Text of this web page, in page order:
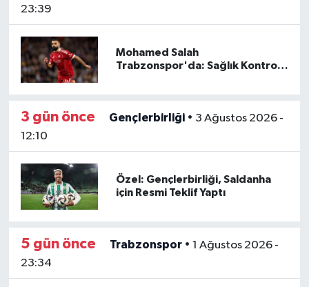
23:39
Mohamed Salah
Trabzonspor'da: Sağlık Kontrolü
3 gün önce Gençlerbirliği• 3 Ağustos 2026 -
12:10
Özel: Gençlerbirliği, Saldanha
için Resmi Teklif Yaptı
5 gün önce Trabzonspor• 1 Ağustos 2026 -
23:34
Portekiz Ligi
TFF 1.Lig
Diğer Futbol Ligleri
Türkiye Basketbol Ligi
Kadınlar Basketbol Ligi
Diğer Basketbol Ligleri
Atletizm